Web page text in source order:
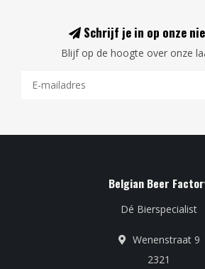
Schrijf je in op onze
Blijf op de hoogte over onze
Belgian Beer
Dé Bierspecialist
Wenenstraat 9
2321